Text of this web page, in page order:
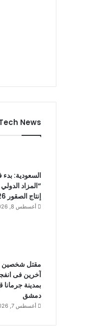
News
السعودية: بدء
“المزاد
إنتاج الصقور 2026”
أغسطس 8, 2026
آخرين فى
بمدينة
دمشق
أغسطس 7, 2026